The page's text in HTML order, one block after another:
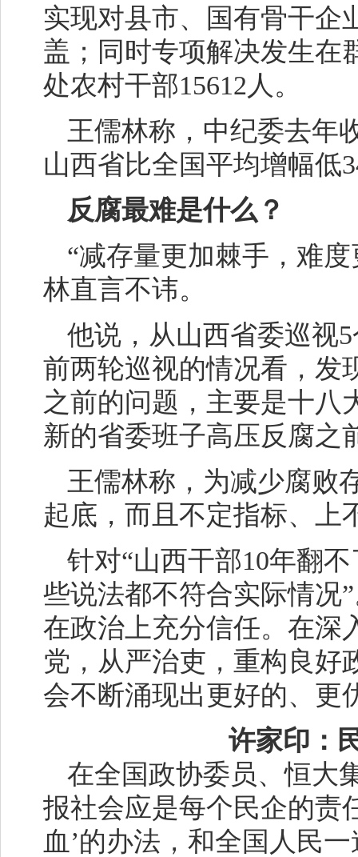
实现对县市、国有骨干企
盖；同时专项解决发生在
处农村干部15612人。
王儒林称，中纪委去年
山西省比全国平均增幅低
反腐最难是什么？
“减存量更加棘手，难
林直言不讳。
他说，从山西省委巡视
前两轮巡视的情况看，发
之前的问题，主要是十八
新的省委班子高压反腐之
王儒林称，为减少腐败
起底，而且不定指标、上
针对“山西干部10年翻
些说法都不符合实际情况
在政治上充分信任。在深
党，从严治吏，重构良好
会不断涌现出更好的、更
许家印：
在全国政协委员、恒大
报社会应是每个民企的责
血’的办法，和全国人民